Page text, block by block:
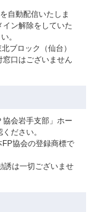
自動配信いたしま
ン解除をしていた
。
ブロック（仙台）
口はございません
協会岩手支部」ホー
ださい。
協会の登録商標で
誘は一切ございませ